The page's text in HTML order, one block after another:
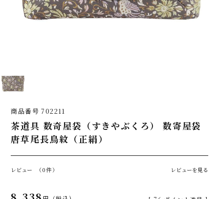
商品番号 702211
茶道具 数奇屋袋（すきやぶくろ） 数寄屋袋
唐草尾長鳥紋（正絹）
レビュー （0件） レビューを見る